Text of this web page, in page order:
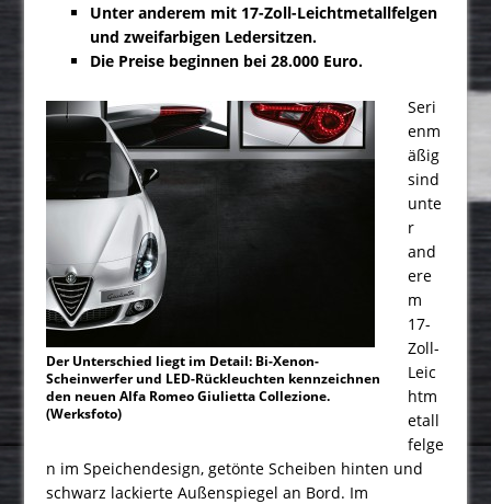
Unter anderem mit 17-Zoll-Leichtmetallfelgen
und zweifarbigen Ledersitzen.
Die Preise beginnen bei 28.000 Euro.
Der Unterschied liegt im Detail: Bi-Xenon-
Scheinwerfer und LED-Rückleuchten kennzeichnen
den neuen Alfa Romeo Giulietta Collezione.
(Werksfoto)
Seri
enm
äßig
sind
unte
r
and
ere
m
17-
Zoll-
Leic
htm
etall
felge
n im Speichendesign, getönte Scheiben hinten und
schwarz lackierte Außenspiegel an Bord. Im